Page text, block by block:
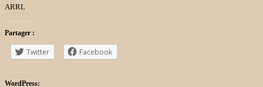
ARRL
Partager :
Twitter Facebook
WordPress: